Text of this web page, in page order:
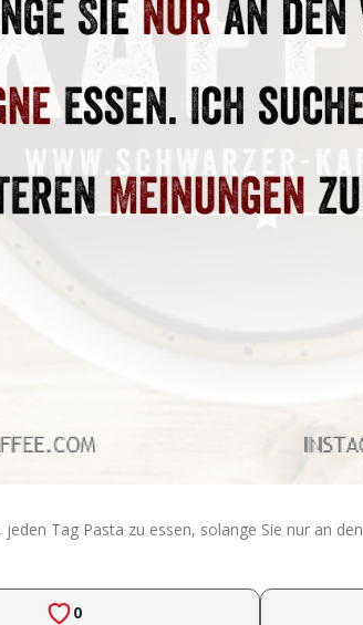
Tag Pasta zu essen, solange Sie nur an
0